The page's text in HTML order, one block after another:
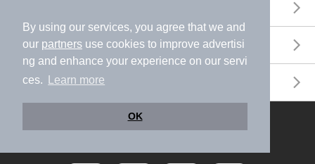
By using our services, you agree that we and
our partners use cookies to improve advertisi
ng and enhance your experience on our servi
ces.
Learn more
OK
月間温泉ランキング
サウナランキング